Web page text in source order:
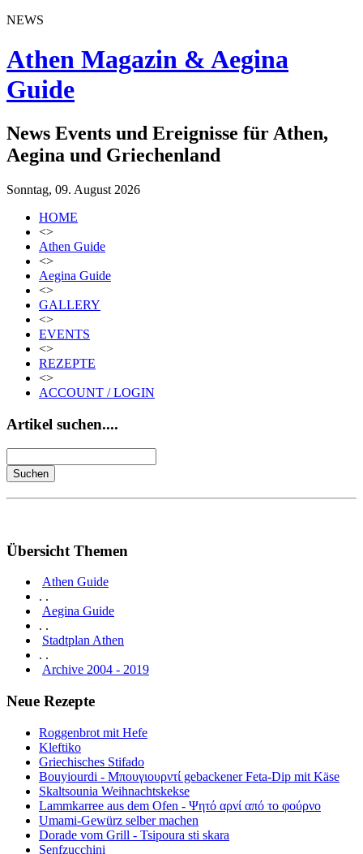
NEWS
Athen Magazin & Aegina
Guide
News Events und Ereignisse für Athen,
Aegina und Griechenland
Sonntag, 09. August 2026
HOME
<>
Athen Guide
<>
Aegina Guide
<>
GALLERY
<>
EVENTS
<>
REZEPTE
<>
ACCOUNT / LOGIN
Artikel suchen....
Übersicht Themen
Athen Guide
. .
Aegina Guide
. .
Stadtplan Athen
. .
Archive 2004 - 2019
Neue Rezepte
Roggenbrot mit Hefe
Kleftiko
Griechisches Stifado
Bouyiourdi - Μπουγιουρντί gebackener Feta-Dip mit Käse
Skaltsounia Weihnachtskekse
Lammkarree aus dem Ofen - Ψητό αρνί από το φούρνο
Umami-Gewürz selber machen
Dorade vom Grill - Tsipoura sti skara
Senfzucchini